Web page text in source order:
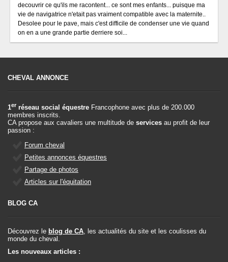
decouvrir ce qu'ils me racontent... ce sont mes enfants... puisque ma
vie de navigatrice n'etait pas vraiment compatible avec la maternite..
Desolee pour le pave, mais c'est difficile de condenser une vie quand
on en a une grande partie derriere soi...
CHEVAL ANNONCE
1er réseau social équestre Francophone avec plus de 200.000
membres inscrits.
CA propose aux cavaliers une multitude de services au profit de leur
passion :
Forum cheval
Petites annonces équestres
Partage de photos
Articles sur l'équitation
BLOG CA
Découvrez le blog de CA, les actualités du site et les coulisses du
monde du cheval.
Les nouveaux articles :